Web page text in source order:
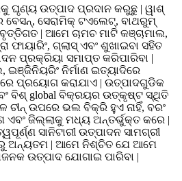
ଘୃଣ୍ୟ ଉତ୍ପାଦ ପ୍ରଦାନ କରୁଛୁ | ୱାଶ୍
ବେସନ୍, ସେରାମିକ୍ ଟଏଲେଟ୍, ବାଥରୁମ୍
| ଆମେ ଚାମଚ ମାଟି କଞ୍ଚାମାଲ,
ଫାୟାରିଂ, ଗ୍ଲାସ୍ ଏବଂ ଶୁଖାଇବା ସହିତ
ପ୍ରକ୍ରିୟା ସମାପ୍ତ କରିପାରିବା |
ଇଞ୍ଜିନିୟରିଂ ନିର୍ମାଣ ଇତ୍ୟାଦିରେ
ପ୍ରୟୋଗ କରାଯାଏ | ଉତ୍ପାଦଗୁଡିକ
ବିଶ୍ global ବିକ୍ରୟର ଉତ୍କୃଷ୍ଟ ସ୍ଥିତି
ଚୀନ୍ ଉପରେ ଭଲ ବିକ୍ରି ହୁଏ ନାହିଁ, ବରଂ
ଏବଂ ଜିଲ୍ଲାକୁ ମଧ୍ୟ ଅନ୍ତର୍ଭୁକ୍ତ କରେ |
ସାନିଟାରୀ ଉତ୍ପାଦନ ସାମଗ୍ରୀ
ଅନ୍ୟତମ | ଆମେ ନିଶ୍ଚିତ ଯେ ଆମେ
ଉତ୍ପାଦ ଯୋଗାଇ ପାରିବା |